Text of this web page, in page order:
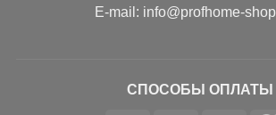
Е-mail: info@profhome-
СПОСОБЫ ОПЛАТЫ